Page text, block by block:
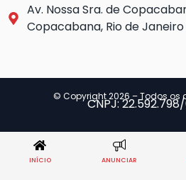
Av. Nossa Sra. de
Copacabana, Rio de Janeiro
© Copyright 2026 – Todos os
CNPJ:
INÍCIO ANUNCIAR